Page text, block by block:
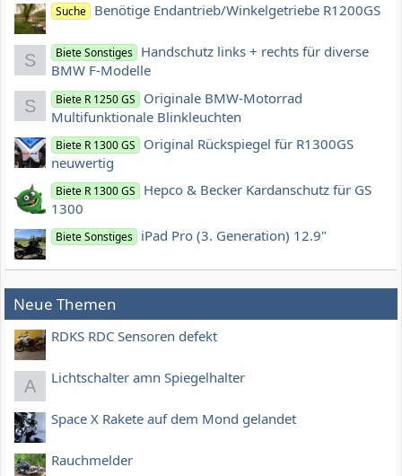
Suche Benötige Endantrieb/Winkelgetriebe R1200GS
S Biete Sonstiges Handschutz links + rechts für diverse
BMW F-Modelle
S Biete R 1250 GS
Originale BMW-Motorrad
Multifunktionale Blinkleuchten
Biete R 1300 GS
Original Rückspiegel für R1300GS
neuwertig
Biete R 1300 GS
Hepco & Becker Kardanschutz für GS
1300
Biete Sonstiges iPad Pro (3. Generation) 12.9"
Neue Themen
RDKS RDC Sensoren defekt
A Lichtschalter amn Spiegelhalter
Space X Rakete auf dem Mond gelandet
Rauchmelder